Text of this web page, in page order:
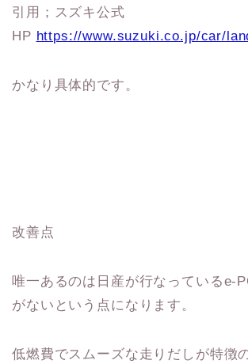
引用；スズキ公式
HP https://www.suzuki.co.jp/car/
かなり具体的です。
改善点
唯一あるのは日産が行なっているe-
がないという点になります。
低燃費でスムーズな走りだしが特徴